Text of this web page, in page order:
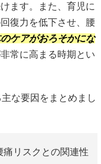
ます。また、育児に
復力を低下させ、腰
ケアがおろそかにな
常に高まる時期とい
な要因をまとめまし
痛リスクとの関連性